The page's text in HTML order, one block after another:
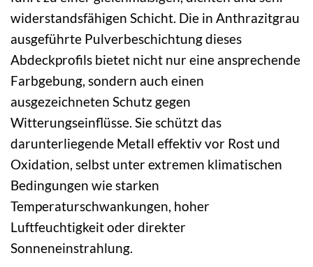
widerstandsfähigen Schicht. Die in Anthrazitgrau
ausgeführte Pulverbeschichtung dieses
Abdeckprofils bietet nicht nur eine ansprechende
Farbgebung, sondern auch einen
ausgezeichneten Schutz gegen
Witterungseinflüsse. Sie schützt das
darunterliegende Metall effektiv vor Rost und
Oxidation, selbst unter extremen klimatischen
Bedingungen wie starken
Temperaturschwankungen, hoher
Luftfeuchtigkeit oder direkter
Sonneneinstrahlung.